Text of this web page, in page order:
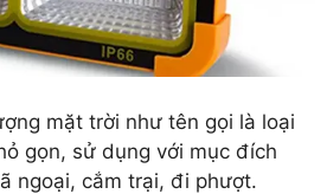
mặt trời như tên gọi là loại
gọn, sử dụng với mục đích
ngoại, cắm trại, đi phượt.